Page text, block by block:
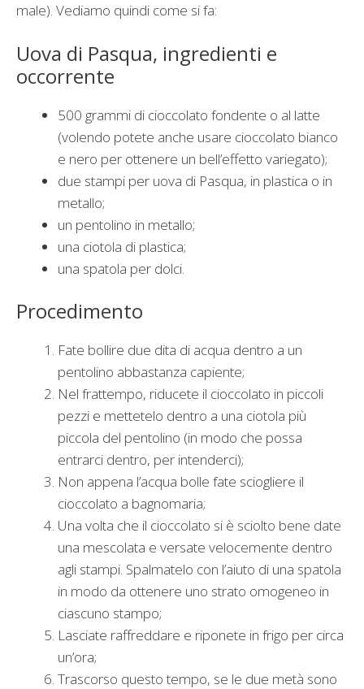
male). Vediamo quindi come si fa:
Uova di Pasqua, ingredienti e
occorrente
500 grammi di cioccolato fondente o al latte
(volendo potete anche usare cioccolato bianco
e nero per ottenere un bell’effetto variegato);
due stampi per uova di Pasqua, in plastica o in
metallo;
un pentolino in metallo;
una ciotola di plastica;
una spatola per dolci.
Procedimento
Fate bollire due dita di acqua dentro a un
pentolino abbastanza capiente;
Nel frattempo, riducete il cioccolato in piccoli
pezzi e mettetelo dentro a una ciotola più
piccola del pentolino (in modo che possa
entrarci dentro, per intenderci);
Non appena l’acqua bolle fate sciogliere il
cioccolato a bagnomaria;
Una volta che il cioccolato si è sciolto bene date
una mescolata e versate velocemente dentro
agli stampi. Spalmatelo con l’aiuto di una spatola
in modo da ottenere uno strato omogeneo in
ciascuno stampo;
Lasciate raffreddare e riponete in frigo per circa
un’ora;
Trascorso questo tempo, se le due metà sono